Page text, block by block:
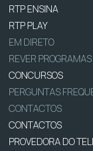
RTP ENSINA
RTP PLAY
EM DIRETO
REVER PROGRAMAS
CONCURSOS
PERGUNTAS
CONTACTOS
CONTACTOS
PROVEDORA DO